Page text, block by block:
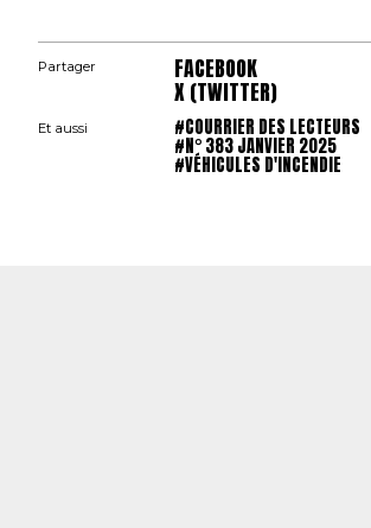
Partager FACEBOOK
X (TWITTER)
Et aussi #COURRIER DES LECTEURS
#N° 383 JANVIER 2025
#VÉHICULES D'INCENDIE